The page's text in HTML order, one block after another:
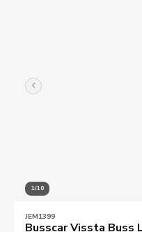
1/10
JEM1399
Busscar Vissta Buss